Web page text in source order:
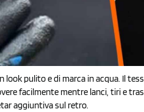
pulito e di marca in acqua. Il
facilmente mentre lanci, tiri e
aggiuntiva sul retro.